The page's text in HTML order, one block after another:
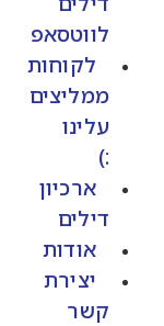
לווטסאפ
לקוחות
ממליצים
עלינו
:)
ארכיון
דילים
אודות
יצירת
קשר